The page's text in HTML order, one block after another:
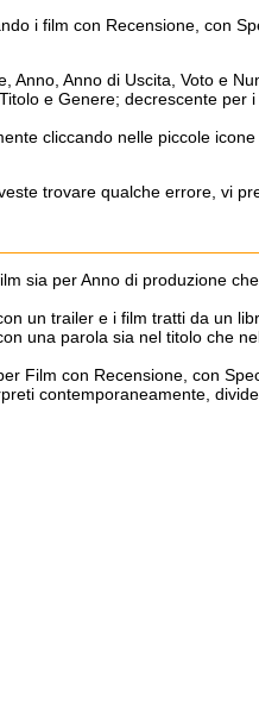
i film con Recensione, con
Anno, Anno di Uscita, Voto e
e Genere; decrescente per
cliccando nelle piccole icone
trovare qualche errore, vi
sia per Anno di produzione
un trailer e i film tratti da un
una parola sia nel titolo che
Film con Recensione, con
contemporaneamente,